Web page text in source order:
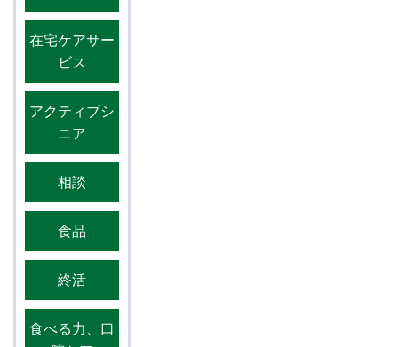
在宅ケアサー
ビス
アクティブシ
ニア
相談
食品
終活
食べる力、口